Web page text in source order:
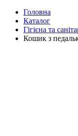
Головна
Каталог
Гігієна та
Кошик з